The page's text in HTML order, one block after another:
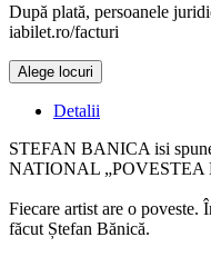
După plată, persoanele
iabilet.ro/facturi
Alege locuri
Detalii
STEFAN BANICA isi
NATIONAL „POVESTEA
Fiecare artist are o poveste.
făcut Ștefan Bănică.